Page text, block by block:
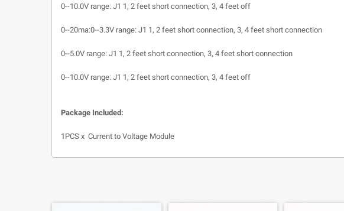
0--10.0V range: J1 1, 2 feet short connection, 3, 4 feet off
0--20ma:0--3.3V range: J1 1, 2 feet short connection, 3, 4 feet short connection
0--5.0V range: J1 1, 2 feet short connection, 3, 4 feet short connection
0--10.0V range: J1 1, 2 feet short connection, 3, 4 feet off
Package Included:
1PCS x Current to Voltage Module